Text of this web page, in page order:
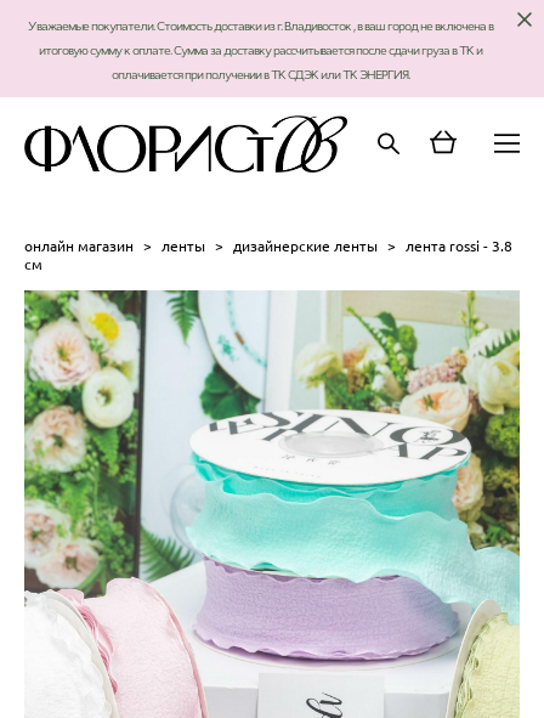
Уважаемые покупатели. Стоимость доставки из г. Владивосток , в ваш город не включена в
итоговую сумму к оплате. Сумма за доставку рассчитывается после сдачи груза в ТК и
оплачивается при получении в ТК СДЭК или ТК ЭНЕРГИЯ.
онлайн магазин > ленты > дизайнерские ленты > лента rossi - 3.8
см